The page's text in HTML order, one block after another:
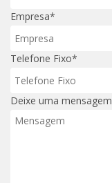
Empresa*
Telefone Fixo*
Deixe uma mensagem